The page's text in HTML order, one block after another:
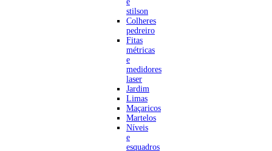
stilson
Colheres
pedreiro
Fitas
métricas
e
medidores
laser
Jardim
Limas
Maçaricos
Martelos
Níveis
e
esquadros